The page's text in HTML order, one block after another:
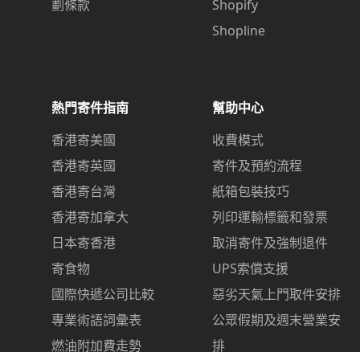
劃條款
Shopify
Shopline
熱門寄件指南
香港寄美國
香港寄英國
香港寄台灣
香港寄加拿大
日本寄香港
寄食物
國際快遞公司比較
專業術語詞彙表
燃油附加費走勢
幫助中心
收費模式
寄件及預約流程
紙箱包裝技巧
列印運輸標籤和發票
取消寄件及強制退件
UPS索償支援
惡劣天氣上門取件安排
公眾假期及週末營業安
排